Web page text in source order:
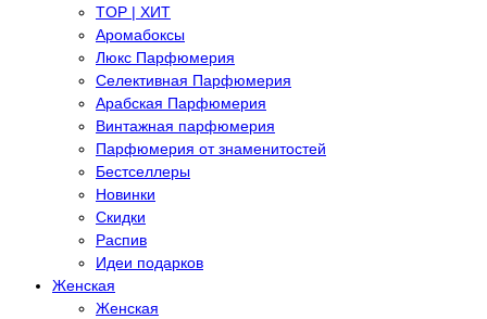
TOP | ХИТ
Аромабоксы
Люкс Парфюмерия
Селективная Парфюмерия
Арабская Парфюмерия
Винтажная парфюмерия
Парфюмерия от знаменитостей
Бестселлеры
Новинки
Скидки
Распив
Идеи подарков
Женская
Женская